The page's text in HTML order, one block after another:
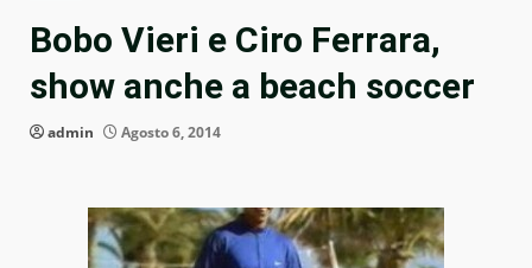
Bobo Vieri e Ciro Ferrara,
show anche a beach soccer
admin Agosto 6, 2014